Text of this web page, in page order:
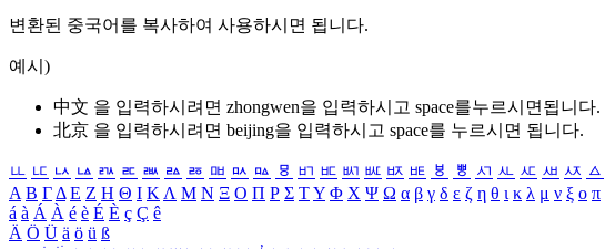
변환된 중국어를 복사하여 사용하시면 됩니다.
예시)
中文 을 입력하시려면 zhongwen을 입력하시고 space를누르시면됩니다.
北京 을 입력하시려면 beijing을 입력하시고 space를 누르시면 됩니다.
ㅥ ㅦ ㅧ ㅨ ㅩ ㅪ ㅫ ㅬ ㅭ ㅮ ㅯ ㅰ ㅱ ㅲ ㅳ ㅴ ㅵ ㅶ ㅷ ㅸ ㅹ ㅺ ㅻ ㅼ ㅽ ㅾ ㅿ
Α Β ΓΔ Ε Ζ Η Θ Ι ΚΛ Μ Ν Ξ Ο Π Ρ Σ ΤΥ Φ Χ Ψ Ω α β γ δ ε ζ η θ ι κ λ μ ν ξ ο π
á à Á À é è É È ç Ç ê
Ä Ö Ü ä ö ü ß